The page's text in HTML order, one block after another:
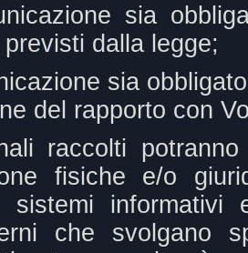
sia
dalla legge;
sia
del rapporto con
raccolti
fisiche e/o
sistemi informativi
che svolgano